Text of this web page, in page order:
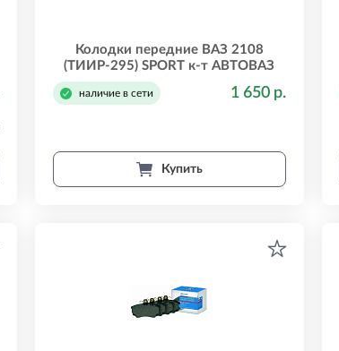
Колодки передние ВАЗ 2108
(ТИИР-295) SPORT к-т АВТОВАЗ
21080350180083
наличие в сети 1 650 р.
Купить